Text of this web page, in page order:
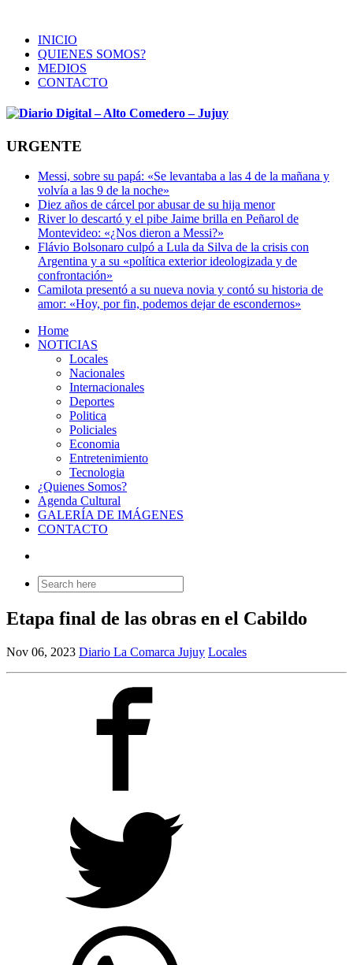
INICIO
QUIENES SOMOS?
MEDIOS
CONTACTO
URGENTE
Messi, sobre su papá: «Se levantaba a las 4 de la mañana y
volvía a las 9 de la noche»
Diez años de cárcel por abusar de su hija menor
River lo descartó y el pibe Jaime brilla en Peñarol de
Montevideo: «¿Nos dieron a Messi?»
Flávio Bolsonaro culpó a Lula da Silva de la crisis con
Argentina y a su «política exterior ideologizada y de
confrontación»
Camilota presentó a su nueva novia y contó su historia de
amor: «Hoy, por fin, podemos dejar de escondernos»
Home
NOTICIAS
Locales
Nacionales
Internacionales
Deportes
Politica
Policiales
Economia
Entretenimiento
Tecnologia
¿Quienes Somos?
Agenda Cultural
GALERÍA DE IMÁGENES
CONTACTO
Search
for:
Etapa final de las obras en el Cabildo
Nov 06, 2023 Diario La Comarca Jujuy Locales